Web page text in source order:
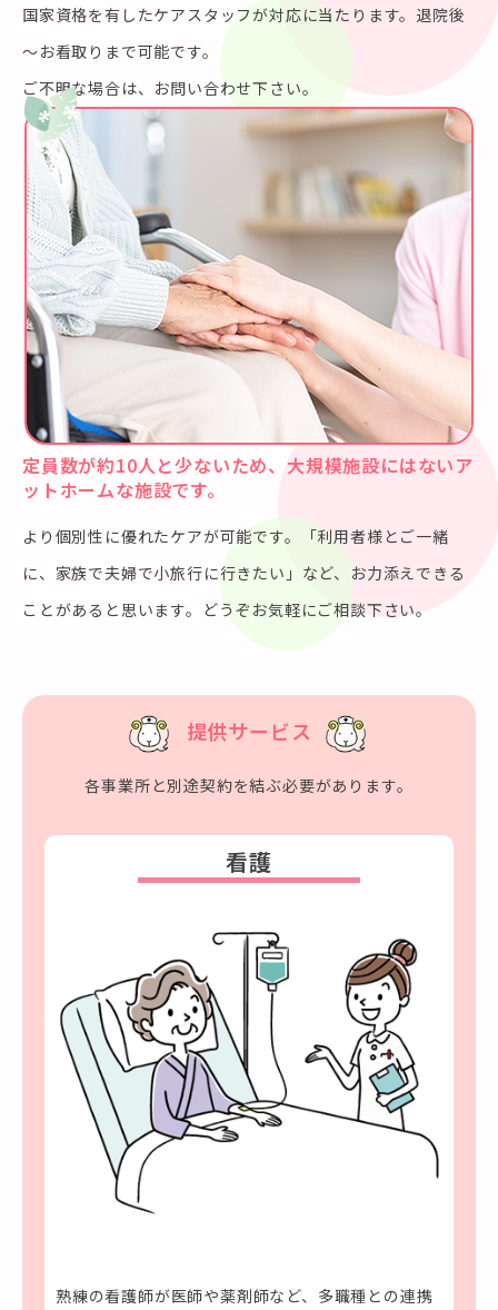
国家資格を有したケアスタッフが対応に当たります。退院後
～お看取りまで可能です。
ご不明な場合は、お問い合わせ下さい。
定員数が約10人と少ないため、大規模施設にはないア
ットホームな施設です。
より個別性に優れたケアが可能です。「利用者様とご一緒
に、家族で夫婦で小旅行に行きたい」など、お力添えできる
ことがあると思います。どうぞお気軽にご相談下さい。
提供サービス
各事業所と別途契約を結ぶ必要があります。
看護
熟練の看護師が医師や薬剤師など、多職種との連携